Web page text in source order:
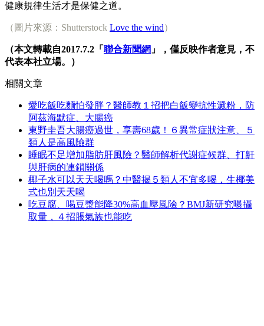
健康規律生活才是保健之道。
（圖片來源：Shutterstock Love the wind）
（本文轉載自2017.7.2「 聯合新聞網 」，僅反映作者意見，不
代表本社立場。）
相關文章
愛吃飯吃麵怕發胖？醫師教１招把白飯變抗性澱粉，防
阿茲海默症、大腸癌
東野圭吾大腸癌過世，享壽68歲！６異常症狀注意、５
類人是高風險群
睡眠不足增加脂肪肝風險？醫師解析代謝症候群、打鼾
與肝病的連鎖關係
椰子水可以天天喝嗎？中醫揭５類人不宜多喝，生椰美
式也別天天喝
吃豆腐、喝豆漿能降30%高血壓風險？BMJ新研究曝攝
取量，４招脹氣族也能吃